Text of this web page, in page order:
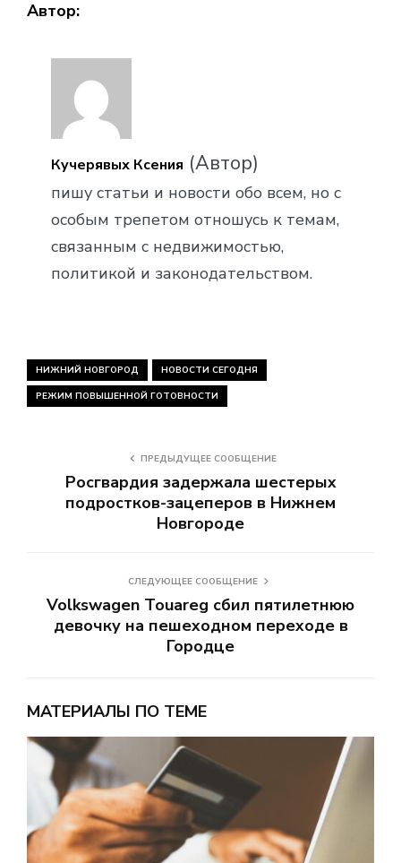
Автор:
Кучерявых Ксения (Автор)
пишу статьи и новости обо всем, но с
особым трепетом отношусь к темам,
связанным с недвижимостью,
политикой и законодательством.
НИЖНИЙ НОВГОРОД НОВОСТИ СЕГОДНЯ
РЕЖИМ ПОВЫШЕННОЙ ГОТОВНОСТИ
ПРЕДЫДУЩЕЕ СООБЩЕНИЕ
Росгвардия задержала шестерых
подростков-зацеперов в Нижнем
Новгороде
СЛЕДУЮЩЕЕ СООБЩЕНИЕ
Volkswagen Touareg сбил пятилетнюю
девочку на пешеходном переходе в
Городце
МАТЕРИАЛЫ ПО ТЕМЕ